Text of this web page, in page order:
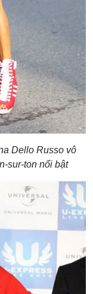
Dello Russo vô
sur-ton nổi bật